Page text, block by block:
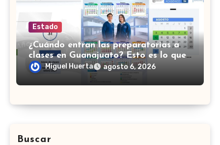
Estado
¿Cuándo entran las preparatorias a
clases en Guanajuato? Esto es lo que
se sabeMiguel Huerta agosto 6, 2026
Buscar